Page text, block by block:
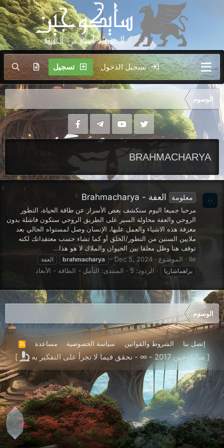
تسجيل الدخول تسجيل
الوسوم
BRAHMACHARYA
معلومة العفة - Brahmacharya
مرحبا جميعا اليوم سنكشف بعض الأسرار عن طاقة الحياة، التطور
الروحي والعفة محاولة السير على الطريق الروحي ستكون فاشلة بدون
معرفة هذه الاشياء والعمل عليها، الإنسان وصل لمستواه الحالي بعد
ملايين السنين من التطور/الخلق أو كما تشاء حسب معتقداتك لكنه
توقف هنا وظل معلقا بين الحيوان والملاك لا هو هذا...
Ile
الموضوع Dec 5, 2024
brahmacharya
العفة
براهماشاريا
الردود: 5 المنتدى: التأمل - الطاقة - الأبعاد
الوسوم
إتصل بنا الشروط والقوانين سياسة الخصوصية مساعدة
R
S
[ سايكوجين 2017 - ∞ - نحقق فيما لا تجرأ على التفكير به ]